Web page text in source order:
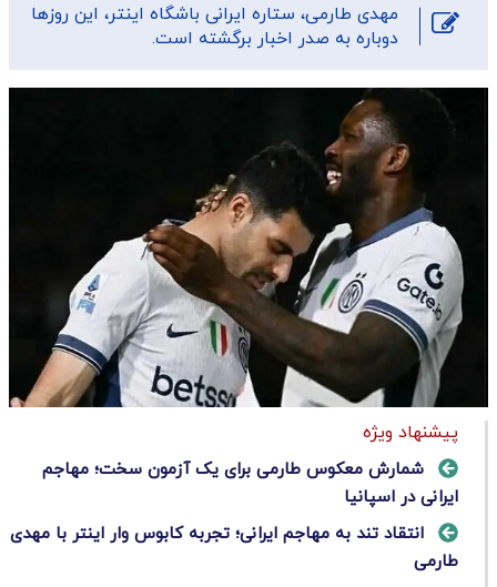
مهدی طارمی، ستاره ایرانی باشگاه اینتر، این روز‌ها
دوباره به صدر اخبار برگشته است.
پیشنهاد ویژه
شمارش معکوس طارمی برای یک آزمون سخت؛ مهاجم
ایرانی در اسپانیا
انتقاد تند به مهاجم ایرانی؛ تجربه کابوس وار اینتر با مهدی
طارمی